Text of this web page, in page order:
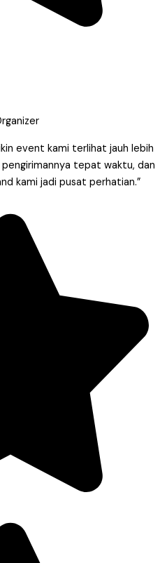
event kami terlihat jauh lebih
tepat waktu, dan
kami jadi pusat perhatian.”